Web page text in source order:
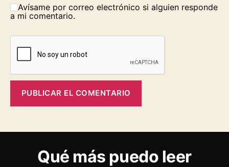
Avísame por correo electrónico si alguien responde
a mi comentario.
Qué más puedo leer